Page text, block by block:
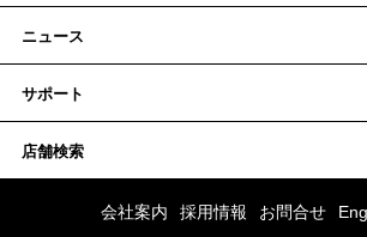
ニュース
サポート
店舗検索
会社案内 採用情報 お問合せ